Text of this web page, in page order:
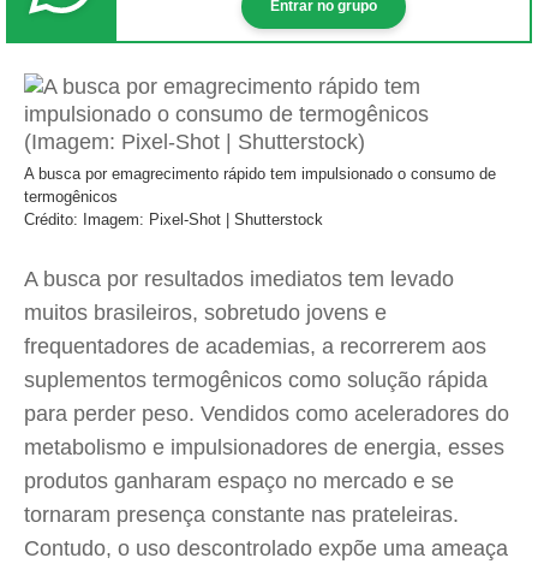
Entrar no grupo
A busca por emagrecimento rápido tem impulsionado o consumo de
termogênicos
Crédito: Imagem: Pixel-Shot | Shutterstock
A busca por resultados imediatos tem levado
muitos brasileiros, sobretudo jovens e
frequentadores de academias, a recorrerem aos
suplementos termogênicos como solução rápida
para perder peso. Vendidos como aceleradores do
metabolismo e impulsionadores de energia, esses
produtos ganharam espaço no mercado e se
tornaram presença constante nas prateleiras.
Contudo, o uso descontrolado expõe uma ameaça